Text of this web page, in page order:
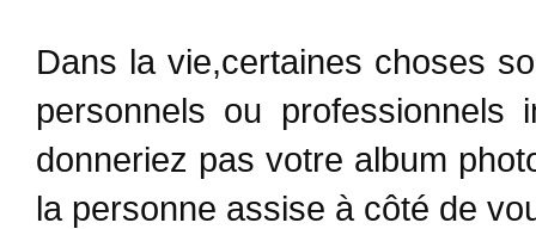
Dans la vie,certaines choses
personnels ou
donneriez pas votre album
la personne assise à côté de